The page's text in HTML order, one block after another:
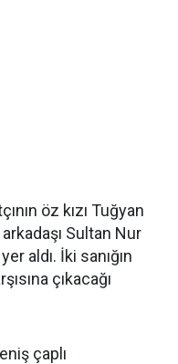
öz kızı Tuğyan
Sultan Nur
aldı. İki sanığın
çıkacağı
çaplı